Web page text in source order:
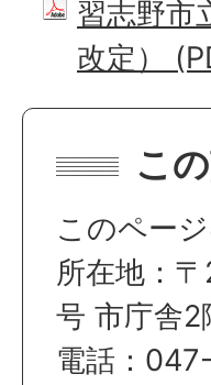
習志野市
改定）
こ
このペー
所在地：
号 市庁舎2
電話：